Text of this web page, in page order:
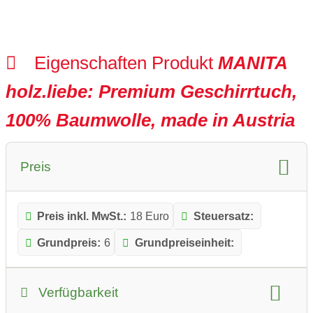
Eigenschaften Produkt MANITA
holz.liebe: Premium Geschirrtuch,
100% Baumwolle, made in Austria
Preis
Preis inkl. MwSt.: 18 Euro Steuersatz:
Grundpreis: 6 Grundpreiseinheit:
Verfügbarkeit